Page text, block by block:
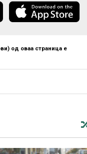
од оваа страница е